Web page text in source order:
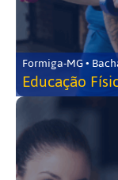
Formiga-MG •
Educação